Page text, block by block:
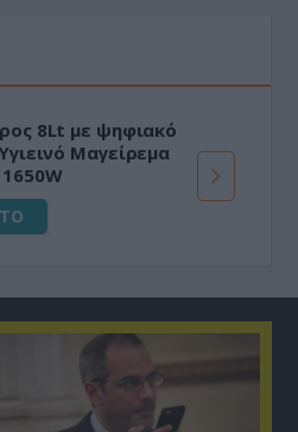
8Lt με ψηφιακό
Μαγείρεμα